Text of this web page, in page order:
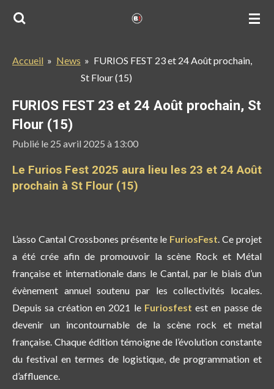
Passer
principal
Accueil » News » FURIOS FEST 23 et 24 Août prochain,
St Flour (15)
FURIOS FEST 23 et 24 Août prochain, St
Flour (15)
Publié le 25 avril 2025 à 13:00
Le Furios Fest 2025 aura lieu les 23 et 24 Août
prochain à St Flour (15)
L’asso Cantal Crossbones présente le FuriosFest. Ce projet
a été crée afin de promouvoir la scène Rock et Métal
française et internationale dans le Cantal, par le biais d’un
évènement annuel soutenu par les collectivités locales.
Depuis sa création en 2021 le Furiosfest est en passe de
devenir un incontournable de la scène rock et metal
française. Chaque édition témoigne de l’évolution constante
du festival en termes de logistique, de programmation et
d’affluence.